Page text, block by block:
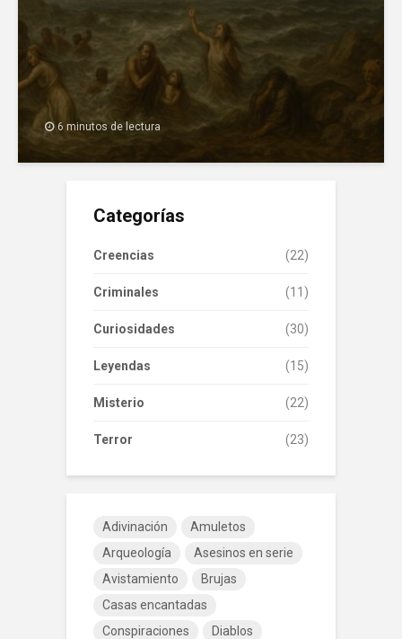
6 minutos de lectura
Categorías
Creencias (22)
Criminales (11)
Curiosidades (30)
Leyendas (15)
Misterio (22)
Terror (23)
Adivinación
Amuletos
Arqueología
Asesinos en serie
Avistamiento
Brujas
Casas encantadas
Conspiraciones
Diablos